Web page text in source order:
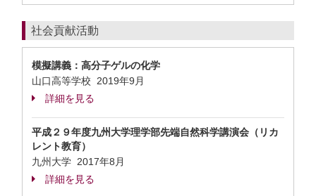
社会貢献活動
模擬講義：高分子ゲルの化学
山口高等学校 2019年9月
詳細を見る
平成２９年度九州大学理学部先端自然科学講演会（リカ
レント教育）
九州大学 2017年8月
詳細を見る